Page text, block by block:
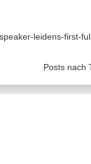
leidens-first-
Posts nach